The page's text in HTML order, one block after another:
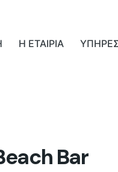
Η ΕΤΑΙΡΙΑ
Bar